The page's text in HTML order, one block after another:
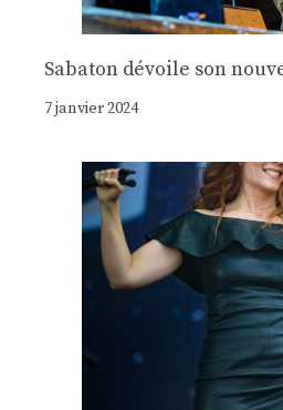
Sabaton dévoile son
7 janvier 2024